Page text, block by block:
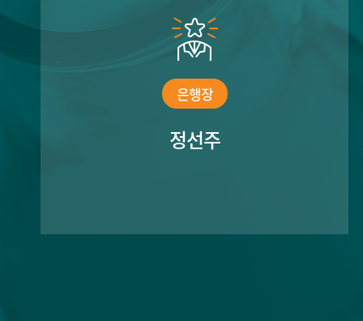
은행장
정선주